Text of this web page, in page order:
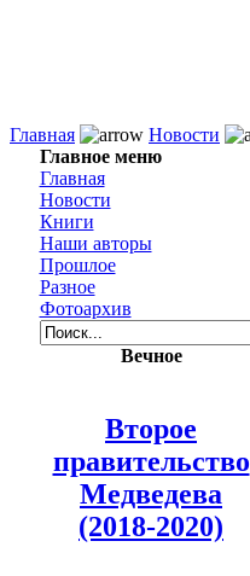
Главная Новости
Главное меню
Главная
Новости
Книги
Наши авторы
Прошлое
Разное
Фотоархив
Вечное
Второе
правительство
Медведева
(2018-2020)